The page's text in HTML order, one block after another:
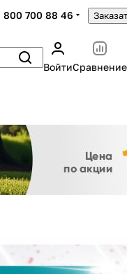
800 700 88 46
ВойтиСравнение
Закрыть